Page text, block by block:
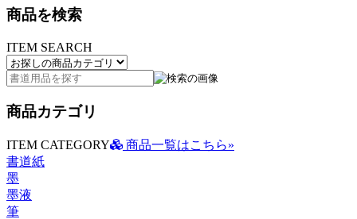
商品を検索
ITEM SEARCH
商品カテゴリ
ITEM CATEGORY
商品一覧はこちら»
書道紙
墨
墨液
筆